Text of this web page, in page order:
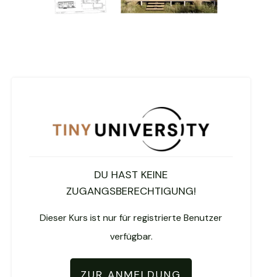
DU HAST KEINE
ZUGANGSBERECHTIGUNG!
Dieser Kurs ist nur für registrierte Benutzer
verfügbar.